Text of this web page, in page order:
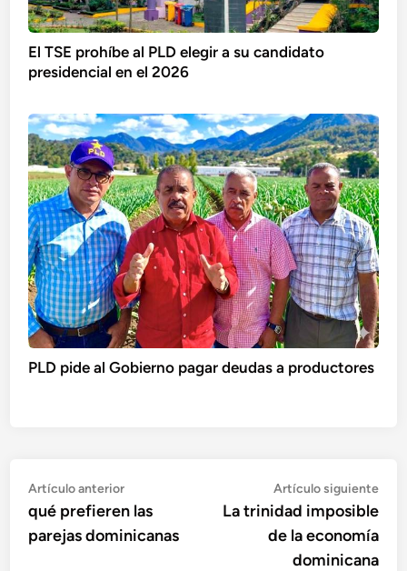
El TSE prohíbe al PLD elegir a su candidato
presidencial en el 2026
PLD pide al Gobierno pagar deudas a productores
Navegación
de
entradas
Artículo anteriorArtículo
anterior:
qué prefieren las
parejas dominicanas
Artículo siguiente
La trinidad imposible
de la economía
dominicana